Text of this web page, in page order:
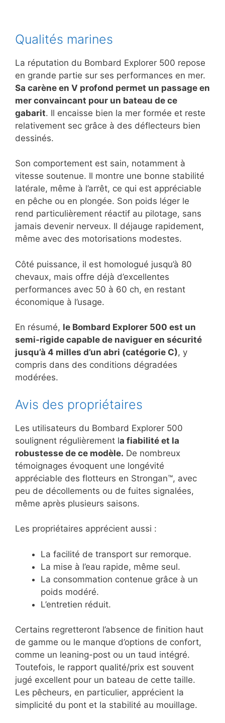
Qualités marines
La réputation du Bombard Explorer 500 repose
en grande partie sur ses performances en mer.
Sa carène en V profond permet un passage en
mer convaincant pour un bateau de ce
gabarit. Il encaisse bien la mer formée et reste
relativement sec grâce à des déflecteurs bien
dessinés.
Son comportement est sain, notamment à
vitesse soutenue. Il montre une bonne stabilité
latérale, même à l’arrêt, ce qui est appréciable
en pêche ou en plongée. Son poids léger le
rend particulièrement réactif au pilotage, sans
jamais devenir nerveux. Il déjauge rapidement,
même avec des motorisations modestes.
Côté puissance, il est homologué jusqu’à 80
chevaux, mais offre déjà d’excellentes
performances avec 50 à 60 ch, en restant
économique à l’usage.
En résumé, le Bombard Explorer 500 est un
semi-rigide capable de naviguer en sécurité
jusqu’à 4 milles d’un abri (catégorie C), y
compris dans des conditions dégradées
modérées.
Avis des propriétaires
Les utilisateurs du Bombard Explorer 500
soulignent régulièrement la fiabilité et la
robustesse de ce modèle. De nombreux
témoignages évoquent une longévité
appréciable des flotteurs en Strongan™, avec
peu de décollements ou de fuites signalées,
même après plusieurs saisons.
Les propriétaires apprécient aussi :
La facilité de transport sur remorque.
La mise à l’eau rapide, même seul.
La consommation contenue grâce à un
poids modéré.
L’entretien réduit.
Certains regretteront l’absence de finition haut
de gamme ou le manque d’options de confort,
comme un leaning-post ou un taud intégré.
Toutefois, le rapport qualité/prix est souvent
jugé excellent pour un bateau de cette taille.
Les pêcheurs, en particulier, apprécient la
simplicité du pont et la stabilité au mouillage.